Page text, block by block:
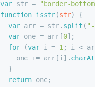
var str = "border-
function isstr(str) {
var arr = str. split (
var one = arr[0];
for (var i = 1 ; i <
    one += arr[i].
charAt
  }
return one;